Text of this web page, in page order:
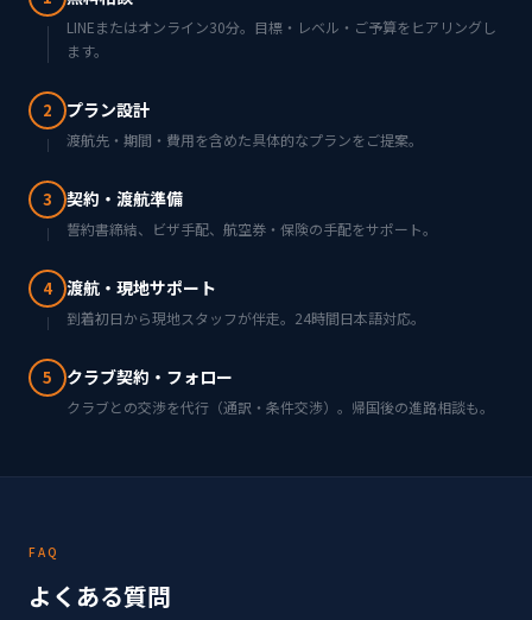
LINEまたはオンライン30分。目標・レベル・ご予算をヒアリングし
ます。
2 プラン設計
渡航先・期間・費用を含めた具体的なプランをご提案。
3 契約・渡航準備
誓約書締結、ビザ手配、航空券・保険の手配をサポート。
4 渡航・現地サポート
到着初日から現地スタッフが伴走。24時間日本語対応。
5 クラブ契約・フォロー
クラブとの交渉を代行（通訳・条件交渉）。帰国後の進路相談も。
FAQ
よくある質問